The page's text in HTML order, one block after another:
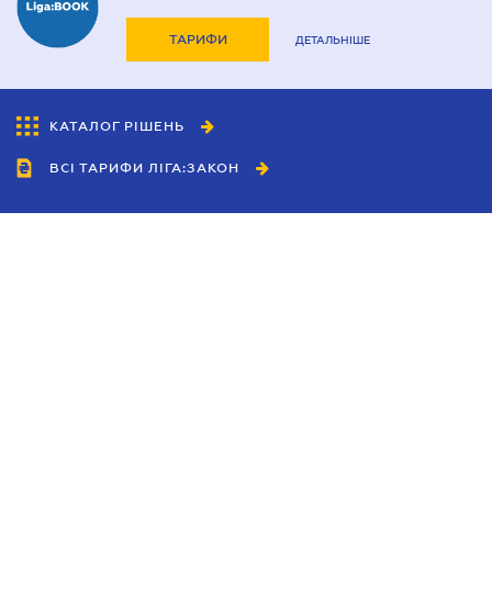
ТАРИФИ ДЕТАЛЬНІШЕ
КАТАЛОГ РІШЕНЬ
ВСІ ТАРИФИ ЛІГА:ЗАКОН